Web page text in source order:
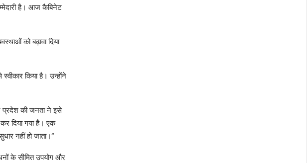
है। आज कैबिनेट
को बढ़ावा दिया
किया है। उन्होंने
प्रदेश की जनता ने इसे
कर दिया गया है। एक
नहीं हो जाता।”
के सीमित उपयोग और